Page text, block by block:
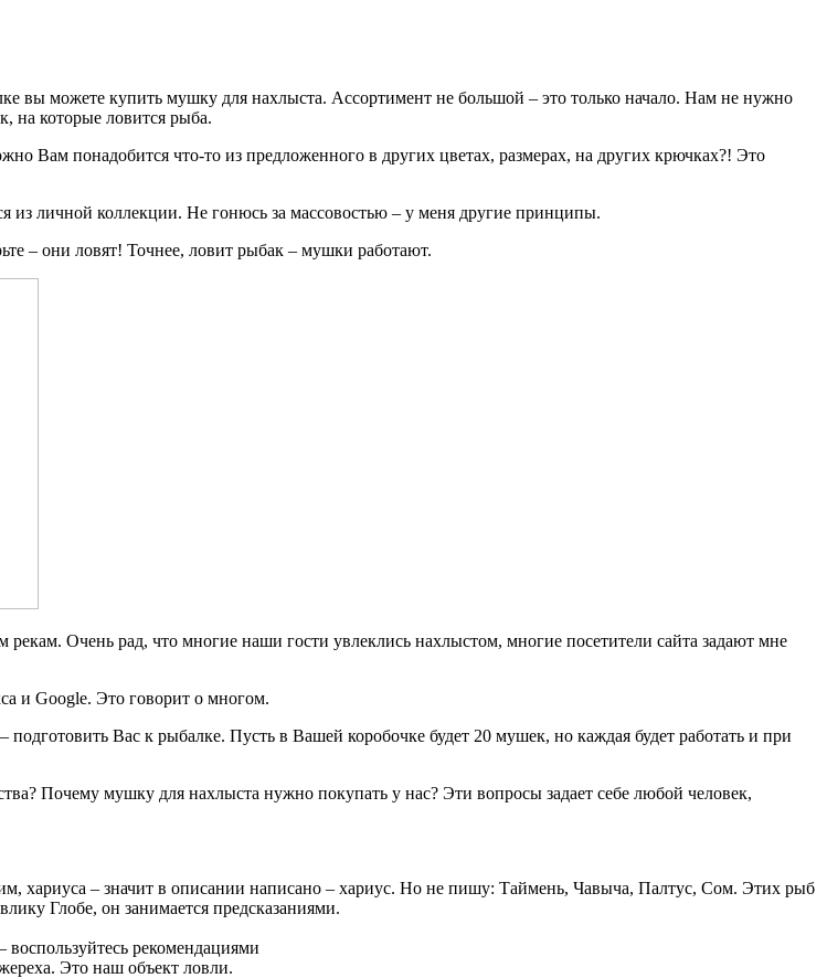
вы можете купить мушку для нахлыста. Ассортимент не большой – это только начало. Нам не нужно
на которые ловится рыба.
Вам понадобится что-то из предложенного в других цветах, размерах, на других крючках?! Это
из личной коллекции. Не гонюсь за массовостью – у меня другие принципы.
– они ловят! Точнее, ловит рыбак – мушки работают.
Очень рад, что многие наши гости увлеклись нахлыстом, многие посетители сайта задают мне
и Google. Это говорит о многом.
Вас к рыбалке. Пусть в Вашей коробочке будет 20 мушек, но каждая будет работать и при
Почему мушку для нахлыста нужно покупать у нас? Эти вопросы задает себе любой человек,
хариуса – значит в описании написано – хариус. Но не пишу: Таймень, Чавыча, Палтус, Сом. Этих рыб
Глобе, он занимается предсказаниями.
рекомендациями
Это наш объект ловли.